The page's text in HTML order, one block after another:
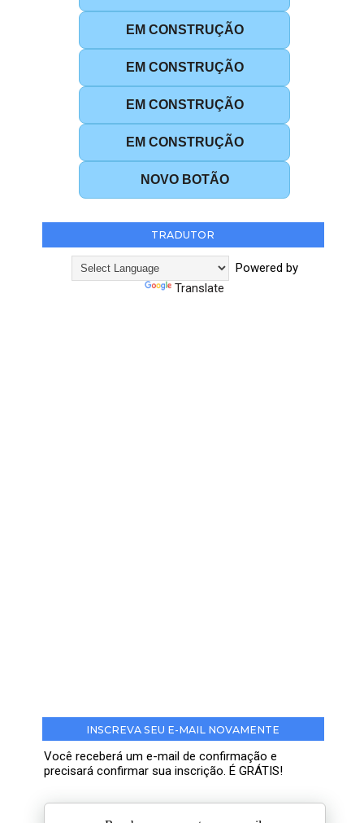
EM CONSTRUÇÃO
EM CONSTRUÇÃO
EM CONSTRUÇÃO
EM CONSTRUÇÃO
NOVO BOTÃO
TRADUTOR
Powered by
Translate
INSCREVA SEU E-MAIL NOVAMENTE
Você receberá um e-mail de confirmação e
precisará confirmar sua inscrição. É GRÁTIS!